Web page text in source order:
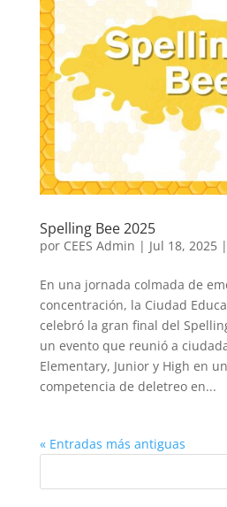
Spelling Bee 2025
por CEES Admin | Jul 18, 2025|
En una jornada colmada de
concentración, la Ciudad
celebró la gran final del
un evento que reunió a
Elementary, Junior y High en
competencia de deletreo en...
« Entradas más antiguas